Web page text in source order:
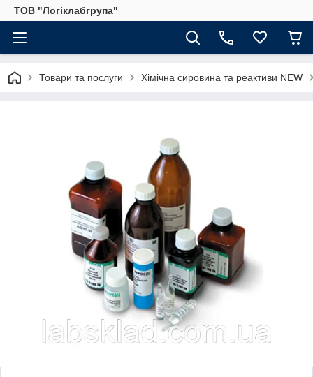
ТОВ "Логіклабгрупа"
Товари та послуги Хімічна сировина та реактиви NEW